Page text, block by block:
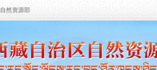
自然资源部